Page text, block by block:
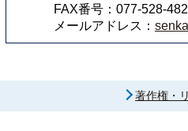
FAX番号：077-528-
メールアドレス：
著作権・